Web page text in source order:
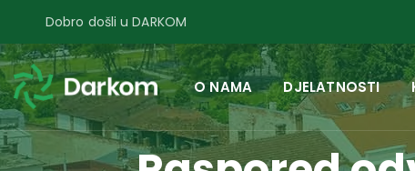
Dobro došli u DARKOM
O NAMA DJELATNOSTI